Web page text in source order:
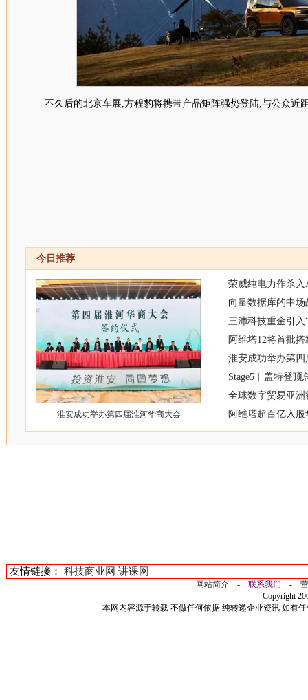
不久后的北京车展 ,方程豹将携带产品矩阵强势登陆, 与公众近
今日推荐
淮安成功举办第四届淮河华商大会
荣威纯电力作杀入
向量数据库的中
三沛科技重金引入
阿维塔12将首批
淮安成功举办第四
Stage5︱盖特登
全球数字贸易亚
阿维塔超百亿入
友情链接： 科技商业网 讲课网
网站简介 - 联系我们 -
Copyright
本网内容源于转载 不做任何依据 纯转递企业资讯 如有